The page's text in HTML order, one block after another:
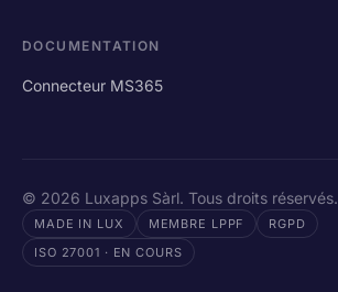
DOCUMENTATION
Connecteur MS365
© 2026 Luxapps Sàrl. Tous droits réservés.
MADE IN LUX MEMBRE LPPF
RGPD
ISO 27001 · EN COURS